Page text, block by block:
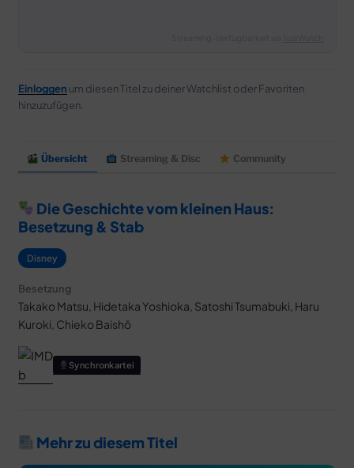
Einloggen um diesen Titel zu deiner Watchlist oder Favoriten
hinzuzufügen.
Übersicht Streaming & Disc Community
Die Geschichte vom kleinen Haus:
Besetzung & Stab
Disney
Besetzung
Takako Matsu, Hidetaka Yoshioka, Satoshi Tsumabuki, Haru
Kuroki, Chieko Baishō
Synchronkartei
Mehr zu diesem Titel